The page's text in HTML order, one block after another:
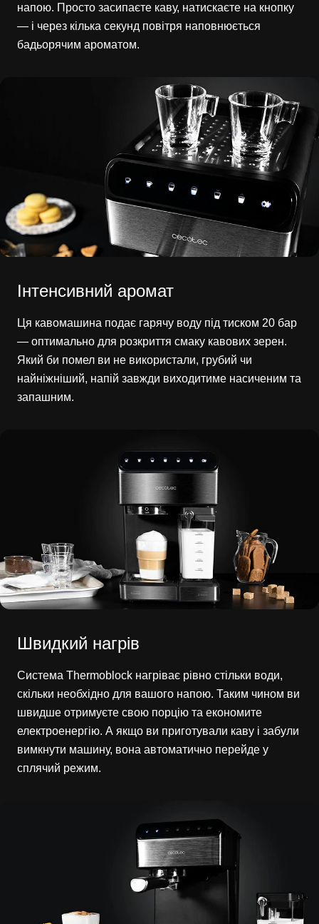
напою. Просто засипаєте каву, натискаєте на кнопку
— і через кілька секунд повітря наповнюється
бадьорячим ароматом.
Інтенсивний аромат
Ця кавомашина подає гарячу воду під тиском 20 бар
— оптимально для розкриття смаку кавових зерен.
Який би помел ви не використали, грубий чи
найніжніший, напій завжди виходитиме насиченим та
запашним.
Швидкий нагрів
Система Thermoblock нагріває рівно стільки води,
скільки необхідно для вашого напою. Таким чином ви
швидше отримуєте свою порцію та економите
електроенергію. А якщо ви приготували каву і забули
вимкнути машину, вона автоматично перейде у
сплячий режим.